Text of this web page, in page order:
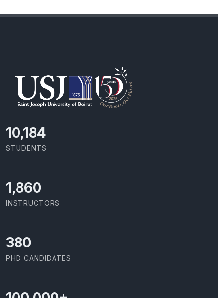
10,801
STUDENTS
1,973
INSTRUCTORS
403
PHD CANDIDATES